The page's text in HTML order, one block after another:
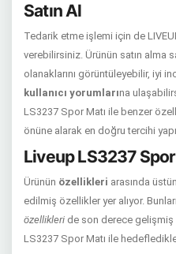
Satın Al
Tedarik etme işlemi için de
verebilirsiniz. Ürünün satın alma
olanaklarını görüntüleyebilir, iyi
kullanıcı yorumlarına
LS3237 Spor Matı ile benzer
önüne alarak en doğru tercihi
Liveup LS3237
Ürünün özellikleri arasında
edilmiş özellikler yer alıyor.
özellikleri de son derece gelişmiş
LS3237 Spor Matı ile